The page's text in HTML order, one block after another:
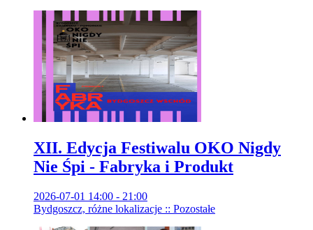
XII. Edycja Festiwalu OKO Nigdy
Nie Śpi - Fabryka i Produkt
2026-07-01 14:00 - 21:00
Bydgoszcz, różne lokalizacje :: Pozostałe